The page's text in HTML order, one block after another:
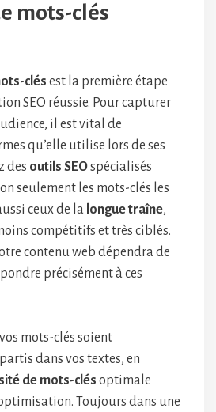
mots-clés
clés est la première étape
SEO réussie. Pour capturer
il est vital de
qu’elle utilise lors de ses
des outils SEOspécialisés
seulement les mots-clés les
ceux de la longue traîne,
compétitifs et très ciblés.
contenu web dépendra de
précisément à ces
mots-clés soient
dans vos textes, en
de mots-clés optimale
Toujours dans une